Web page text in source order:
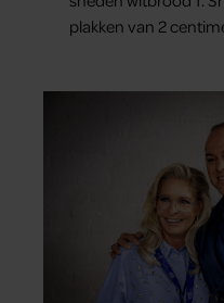
plakken van 2